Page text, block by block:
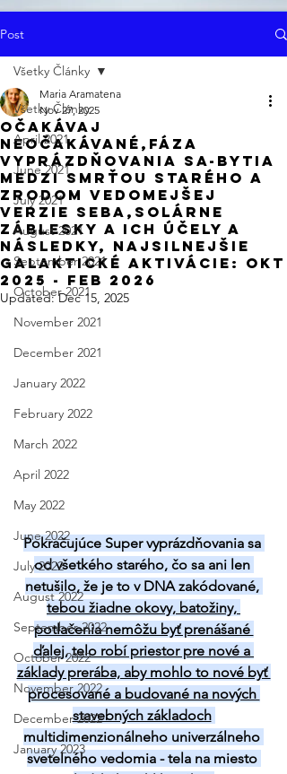
Post
Všetky Články
April 2021
June 2021
July 2021
August 2021
September 2021
October 2021
November 2021
December 2021
January 2022
February 2022
March 2022
April 2022
May 2022
June 2022
July 2022
August 2022
September 2022
October 2022
November 2022
December 2022
January 2023
Všetky Články
Očakávaj
Neočakávané,Fáza
Vyprázdňovania sa-Bytia
Medzi Smrťou Starého a
Zrodom Vedomejšej
Verzie Seba,Solárne
Záblesky a Ich Účely a
Následky, Najsilnejšie
Galaktické Aktivácie: Okt
2025 - Feb 2026
Maria Aramatena
Nov 27, 2025
Updated:Dec 15, 2025
Pokračujúce Super vyprázdňovania sa
od všetkého starého, čo sa ani len
netušilo, že je to v DNA zakódované,
tebou žiadne okovy, batožiny,
potlačenia nemôžu byť prenášané
ďalej, telo robí priestor pre nové a
základy prerába, aby mohlo to nové byť
procesované a budované na nových
stavebných základoch
multidimenzionálneho univerzálneho
svetelného vedomia - tela na miesto